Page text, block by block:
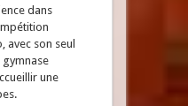
dans
avec son seul
une